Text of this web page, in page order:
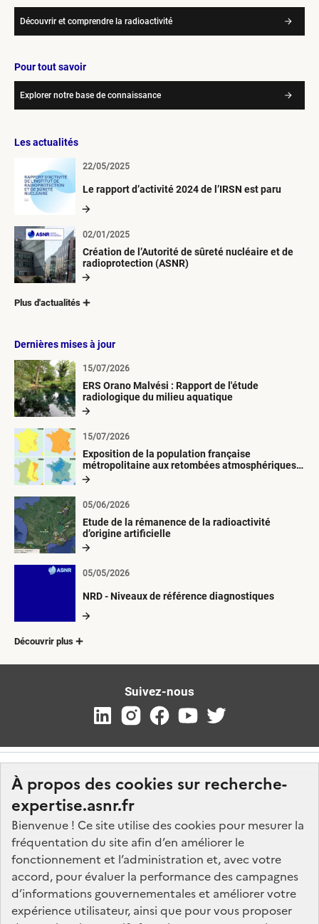
À propos des cookies sur recherche-
expertise.asnr.fr
Bienvenue ! Ce site utilise des cookies pour mesurer la
fréquentation du site afin d’en améliorer le
fonctionnement et l’administration et, avec votre
accord, pour évaluer la performance des campagnes
d’informations gouvernementales et améliorer votre
expérience utilisateur, ainsi que pour vous proposer
Découvrir et comprendre la radioactivité
Pour tout savoir
Explorer notre base de connaissance
Les actualités
Le rapport d’activité 2024 de l’IRSN est paru
22/05/2025
Création de l’Autorité de sûreté nucléaire et de
radioprotection (ASNR)
02/01/2025
Plus d'actualités
Dernières mises à jour
ERS Orano Malvési : Rapport de l'étude
radiologique du milieu aquatique
15/07/2026
Exposition de la population française
métropolitaine aux retombées atmosphériques
radioactives depuis 1945
15/07/2026
Etude de la rémanence de la radioactivité
d’origine artificielle
05/06/2026
NRD - Niveaux de référence diagnostiques
05/05/2026
Découvrir plus
Suivez-nous
Nos marchés
Nos offres d'emploi
FAQ